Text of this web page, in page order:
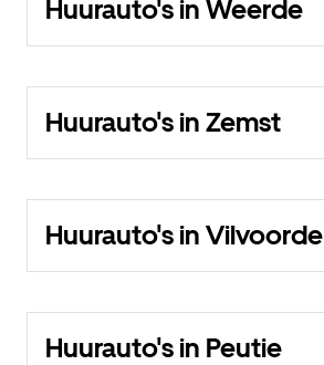
Huurauto's in Weerde
Huurauto's in Zemst
Huurauto's in Vilvoorde
Huurauto's in Peutie